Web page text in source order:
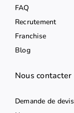
FAQ
Recrutement
Franchise
Blog
Nous contacter
Demande de devis